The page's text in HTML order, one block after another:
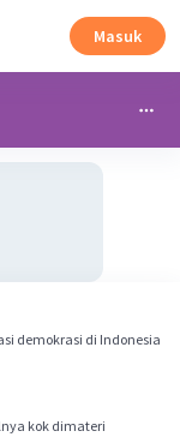
Masuk
demokrasi di Indonesia
kok dimateri